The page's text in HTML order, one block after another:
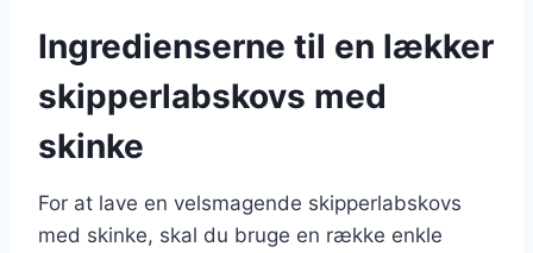
Ingredienserne til en lækker
skipperlabskovs med
skinke
For at lave en velsmagende skipperlabskovs
med skinke, skal du bruge en række enkle